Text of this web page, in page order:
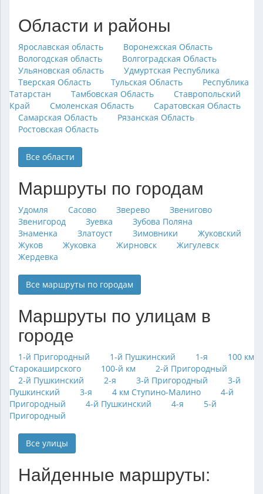
Области и районы
Ярославская область
Воронежская Область
Вологодская область
Волгоградская Область
Ульяновская область
Удмуртская Республика
Тверская Область
Тульская Область
Республика
Татарстан
Тамбовская Область
Ставропольский
Край
Смоленская Область
Саратовская Область
Самарская Область
Рязанская Область
Ростовская Область
Все области
Маршруты по городам
Удомля Сасово Зверево
Звенигово
Звенигород
Зуевка
Зубова Поляна
Знаменка
Златоуст Зимовники
Жуковский
Жуков
Жуковка Жирновск
Жигулевск
Жердевка
Все маршруты по городам
Маршруты по улицам в
городе
1-й Пригородный 1-й Пушкинский 1-я
100 км
Старокаширского
100-й км
2-й Пригородный
2-й Пушкинский
2-я 3-й Пригородный
3-й
Пушкинский
3-я 4 км Ступино-Малино
4-й
Пригородный
4-й Пушкинский 4-я
5-й
Пригородный
Все улицы
Найденные маршруты: